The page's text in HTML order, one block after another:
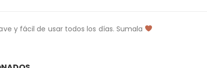
y fácil de usar todos los días. Sumala